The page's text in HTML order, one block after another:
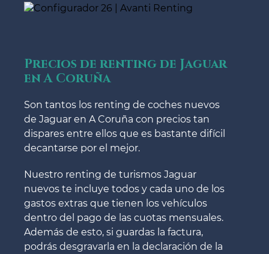
Precios de renting de Jaguar
en A Coruña
Son tantos los renting de coches nuevos
de Jaguar en A Coruña con precios tan
dispares entre ellos que es bastante difícil
decantarse por el mejor.
Nuestro renting de turismos Jaguar
nuevos te incluye todos y cada uno de los
gastos extras que tienen los vehículos
dentro del pago de las cuotas mensuales.
Además de esto, si guardas la factura,
podrás desgravarla en la declaración de la